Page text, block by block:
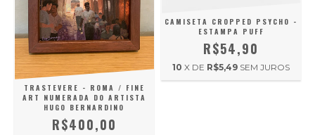
TRASTEVERE - ROMA / FINE
ART NUMERADA DO ARTISTA
HUGO BERNARDINO
R$400,00
CAMISETA CROPPED PSYCHO -
ESTAMPA PUFF
R$54,90
10 X DE R$5,49 SEM JUROS